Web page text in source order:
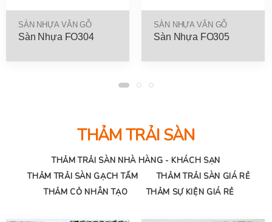
SÀN NHỰA VÂN GỖ
Sàn Nhựa FO304
SÀN NHỰA VÂN GỖ
Sàn Nhựa FO305
THẢM TRẢI SÀN
THẢM TRẢI SÀN NHÀ HÀNG - KHÁCH SẠN
THẢM TRẢI SÀN GẠCH TẤM
THẢM TRẢI SÀN GIÁ RẺ
THẢM CỎ NHÂN TẠO
THẢM SỰ KIỆN GIÁ RẺ